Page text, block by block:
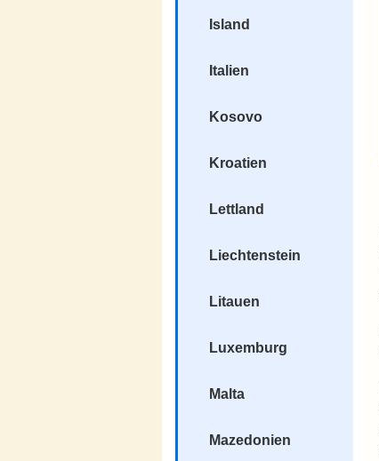
Island
Italien
Kosovo
Kroatien
Lettland
Liechtenstein
Litauen
Luxemburg
Malta
Mazedonien